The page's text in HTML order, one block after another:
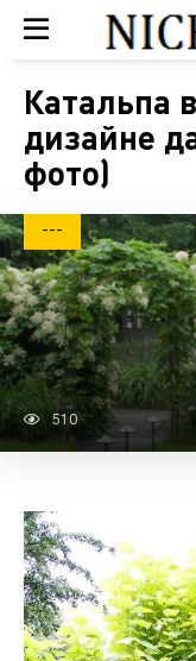
Катальпа
дизайне
фото)
---
510